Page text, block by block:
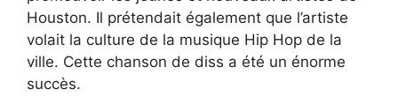
Houston. Il prétendait également que l’artiste
volait la culture de la musique Hip Hop de la
ville. Cette chanson de diss a été un énorme
succès.